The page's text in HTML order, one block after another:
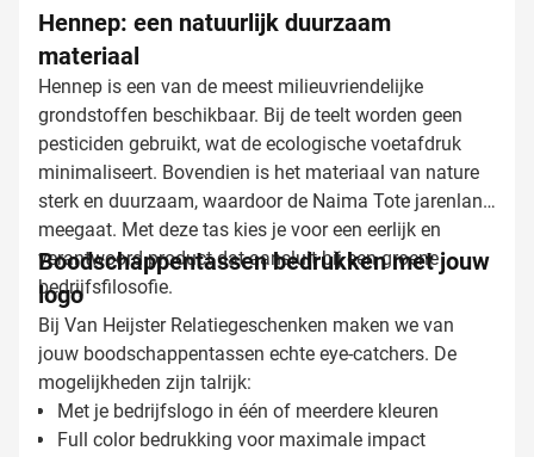
Hennep: een natuurlijk duurzaam
materiaal
Hennep is een van de meest milieuvriendelijke
grondstoffen beschikbaar. Bij de teelt worden geen
pesticiden gebruikt, wat de ecologische voetafdruk
minimaliseert. Bovendien is het materiaal van nature
sterk en duurzaam, waardoor de Naima Tote jarenlang
meegaat. Met deze tas kies je voor een eerlijk en
verantwoord product dat aansluit bij een groene
bedrijfsfilosofie.
Boodschappentassen bedrukken met jouw
logo
Bij Van Heijster Relatiegeschenken maken we van
jouw boodschappentassen echte eye-catchers. De
mogelijkheden zijn talrijk:
Met je bedrijfslogo in één of meerdere kleuren
Full color bedrukking voor maximale impact